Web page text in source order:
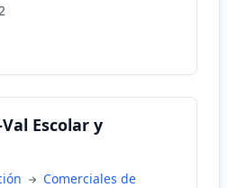
Escolar y
Comerciales de